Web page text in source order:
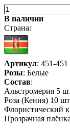
В наличии
Страна:
Артикул: 451-451
Розы: Белые
Состав:
Альстромерия 5
Роза (Кения) 10
Флористический
Прозрачная